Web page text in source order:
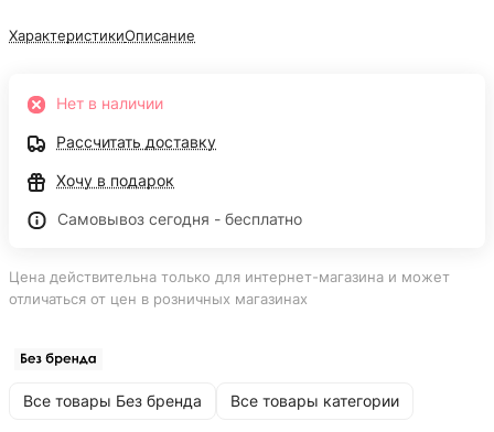
ХарактеристикиОписание
Нет в наличии
Рассчитать доставку
Хочу в подарок
Самовывоз сегодня - бесплатно
Цена действительна только для интернет-магазина и может
отличаться от цен в розничных магазинах
Все товары Без бренда Все товары категории